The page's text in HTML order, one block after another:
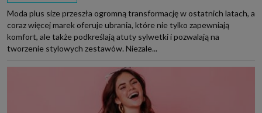
Moda plus size przeszła ogromną transformację w ostatnich latach, a
coraz więcej marek oferuje ubrania, które nie tylko zapewniają
komfort, ale także podkreślają atuty sylwetki i pozwalają na
tworzenie stylowych zestawów. Niezale...